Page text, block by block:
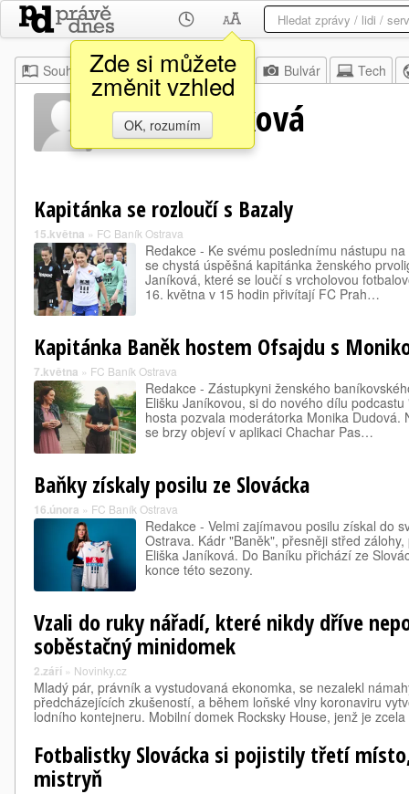
Zde si můžete
změnit vzhled
OK, rozumím
Souhrn Moje Z domova Bulvár Tech
Eliška Janíková
Kapitánka se rozloučí s Bazaly
15.května » FC Baník Ostrava
Redakce - Ke svému poslednímu nástupu
se chystá úspěšná kapitánka ženského
Janíková, které se loučí s vrcholovou
16. května v 15 hodin přivítají FC Prah…
Kapitánka Baněk hostem Ofsajdu s
7.května » FC Baník Ostrava
Redakce - Zástupkyni ženského
Elišku Janíkovou, si do nového dílu
hosta pozvala moderátorka Monika Dudová.
se brzy objeví v aplikaci Chachar Pas…
Baňky získaly posilu ze Slovácka
16.února » FC Baník Ostrava
Redakce - Velmi zajímavou posilu získal do
Ostrava. Kádr "Baněk", přesněji střed
Eliška Janíková. Do Baníku přichází ze
konce této sezony.
Vzali do ruky nářadí, které nikdy dříve
soběstačný minidomek
2.září » Novinky.cz
Mladý pár, právník a vystudovaná ekonomka, se nezalekl
předcházejících zkušeností, a během loňské vlny koronaviru
lodního kontejneru. Mobilní domek Rocksky House, jenž je
Fotbalistky Slovácka si pojistily třetí
mistryň